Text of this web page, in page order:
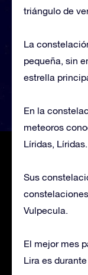
triángulo de
La
pequeña, sin
estrella
En la
meteoros
Líridas, Líridas.
Sus
Vulpecula.
El mejor mes
Lira es